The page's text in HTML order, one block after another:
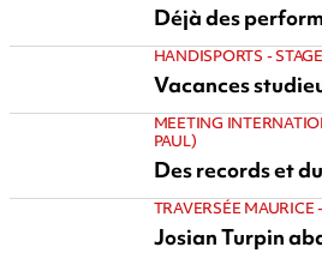
Déjà des
HANDISPORTS -
Vacances
MEETING
PAUL)
Des records et
TRAVERSÉE
Josian Turpin